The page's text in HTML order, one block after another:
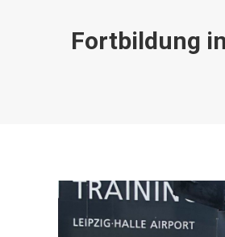
Fortbildung